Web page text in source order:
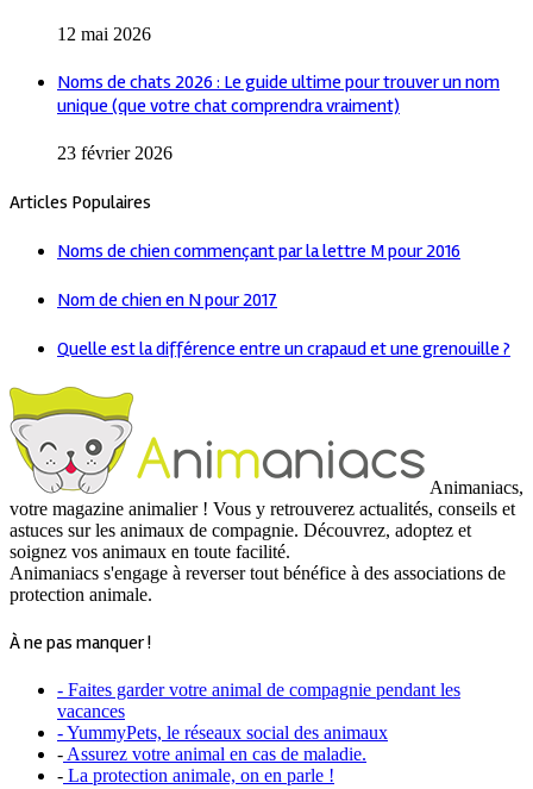
12 mai 2026
Noms de chats 2026 : Le guide ultime pour trouver un nom
unique (que votre chat comprendra vraiment)
23 février 2026
Articles Populaires
Noms de chien commençant par la lettre M pour 2016
Nom de chien en N pour 2017
Quelle est la différence entre un crapaud et une grenouille ?
Animaniacs,
votre magazine animalier ! Vous y retrouverez actualités, conseils et
astuces sur les animaux de compagnie. Découvrez, adoptez et
soignez vos animaux en toute facilité.
Animaniacs s'engage à reverser tout bénéfice à des associations de
protection animale.
À ne pas manquer !
- Faites garder votre animal de compagnie pendant les
vacances
- YummyPets, le réseaux social des animaux
- Assurez votre animal en cas de maladie.
- La protection animale, on en parle !